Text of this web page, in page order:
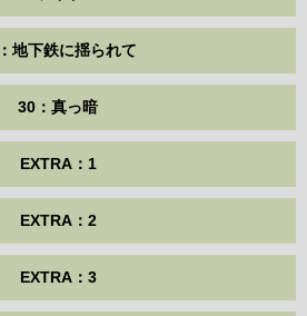
地下鉄に揺られて
30：真っ暗
EXTRA：1
EXTRA：2
EXTRA：3